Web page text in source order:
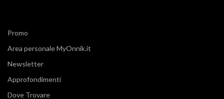
Promo
Area personale MyOnnik.it
Newsletter
Approfondimenti
Dove Trovare